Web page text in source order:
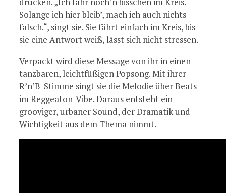
Solange ich hier bleib’, mach ich auch nichts
falsch.“, singt sie. Sie fährt einfach im Kreis, bis
sie eine Antwort weiß, lässt sich nicht stressen.
Verpackt wird diese Message von ihr in einen
tanzbaren, leichtfüßigen Popsong. Mit ihrer
R’n’B-Stimme singt sie die Melodie über Beats
im Reggeaton-Vibe. Daraus entsteht ein
grooviger, urbaner Sound, der Dramatik und
Wichtigkeit aus dem Thema nimmt.